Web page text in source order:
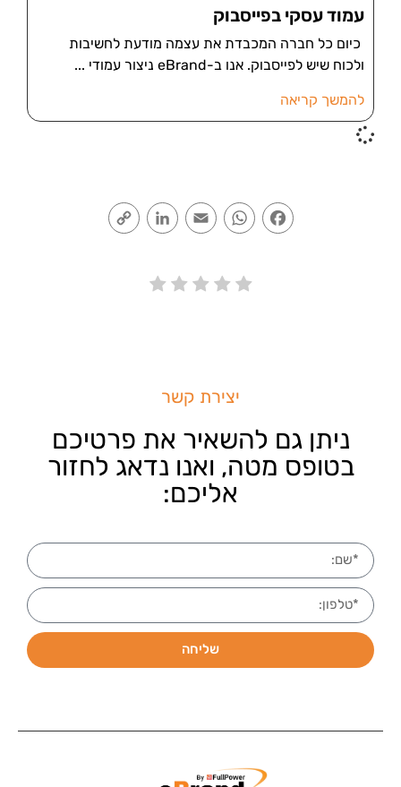
עמוד עסקי בפייסבוק
כיום כל חברה המכבדת את עצמה מודעת לחשיבות
ולכוח שיש לפייסבוק. אנו ב-eBrand ניצור עמודי
להמשך קריאה
Facebook
WhatsApp
Email
LinkedIn
יצירת קשר
ניתן גם להשאיר את פרטיכם
בטופס מטה, ואנו נדאג לחזור
אליכם:
שליחה